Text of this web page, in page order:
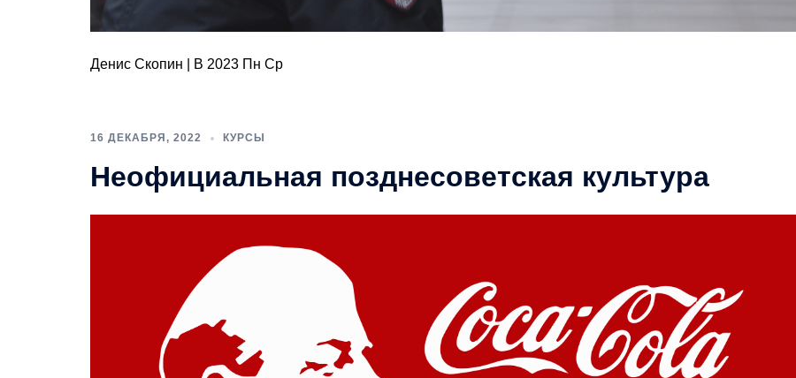
Денис Скопин | В 2023 Пн Ср
16 ДЕКАБРЯ, 2022 КУРСЫ
Неофициальная позднесоветская культура